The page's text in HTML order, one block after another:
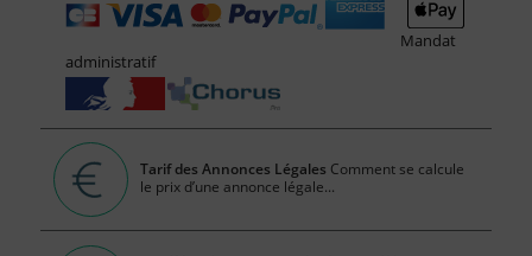
Mandat
administratif
Tarif des Annonces Légales Comment se calcule
le prix d’une annonce légale...